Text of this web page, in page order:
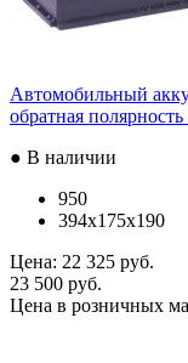
Автомобильный
обратная
● В наличии
950
394x175x190
Цена: 22 325 руб.
23 500 руб.
Цена в розничных